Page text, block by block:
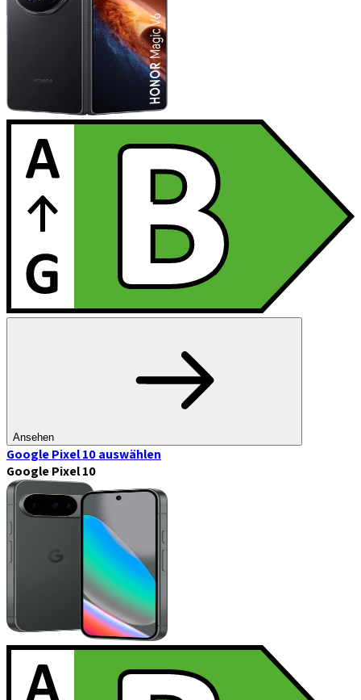
Ansehen
Google Pixel 10auswählen
Google Pixel 10